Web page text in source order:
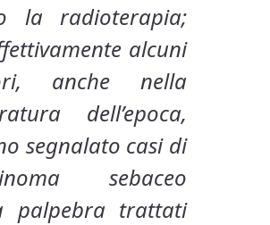
la radioterapia;
alcuni
anche nella
dell’epoca,
segnalato casi di
sebaceo
palpebra trattati